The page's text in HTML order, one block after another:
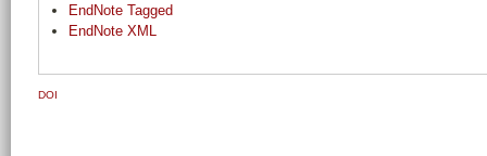
EndNote Tagged
EndNote XML
DOI